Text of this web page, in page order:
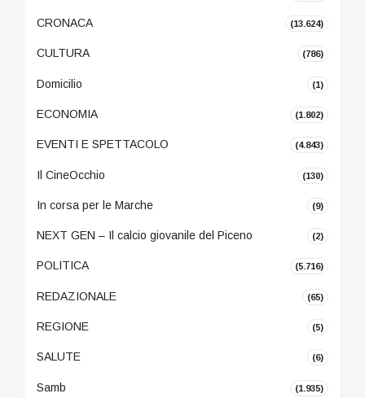
CRONACA (13.624)
CULTURA (786)
Domicilio (1)
ECONOMIA (1.802)
EVENTI E SPETTACOLO (4.843)
Il CineOcchio (130)
In corsa per le Marche (9)
NEXT GEN – Il calcio giovanile del Piceno (2)
POLITICA (5.716)
REDAZIONALE (65)
REGIONE (5)
SALUTE (6)
Samb (1.935)